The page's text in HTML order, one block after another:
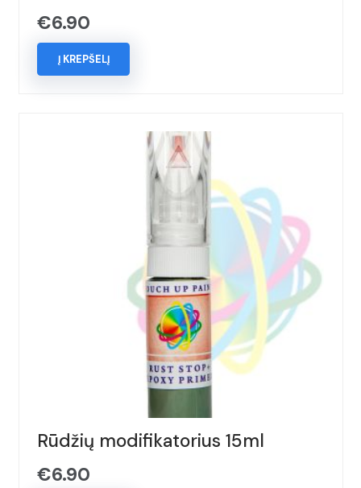
€6.90
Į KREPŠELĮ
Rūdžių modifikatorius 15ml
€6.90